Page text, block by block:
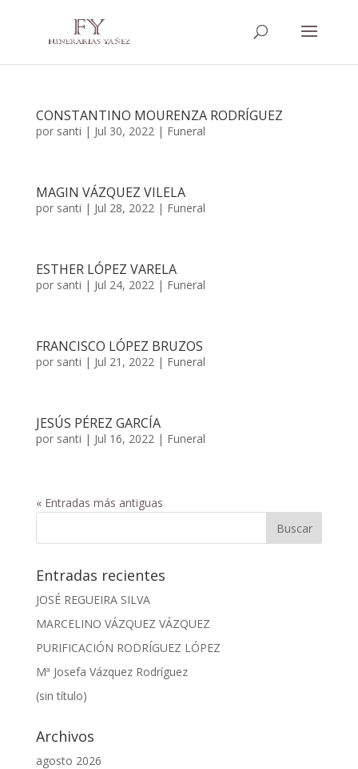
CONSTANTINO MOURENZA RODRÍGUEZ
por santi | Jul 30, 2022| Funeral
MAGIN VÁZQUEZ VILELA
por santi | Jul 28, 2022| Funeral
ESTHER LÓPEZ VARELA
por santi | Jul 24, 2022| Funeral
FRANCISCO LÓPEZ BRUZOS
por santi | Jul 21, 2022| Funeral
JESÚS PÉREZ GARCÍA
por santi | Jul 16, 2022| Funeral
« Entradas más antiguas
Entradas recientes
JOSÉ REGUEIRA SILVA
MARCELINO VÁZQUEZ VÁZQUEZ
PURIFICACIÓN RODRÍGUEZ LÓPEZ
Mª Josefa Vázquez Rodríguez
(sin título)
Archivos
agosto 2026